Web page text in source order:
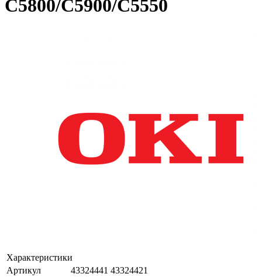
C5800/C5900/C5550
Характеристики
Артикул
43324441 43324421